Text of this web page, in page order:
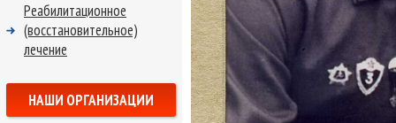
Реабилитационное
(восстановительное)
лечение
НАШИ ОРГАНИЗАЦИИ